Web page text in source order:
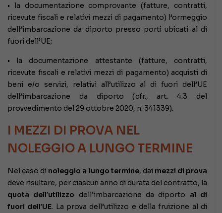
• la documentazione comprovante (fatture, contratti,
ricevute fiscali e relativi mezzi di pagamento) l’ormeggio
dell’imbarcazione da diporto presso porti ubicati al di
fuori dell’UE;
• la documentazione attestante (fatture, contratti,
ricevute fiscali e relativi mezzi di pagamento) acquisti di
beni e/o servizi, relativi all’utilizzo al di fuori dell’UE
dell’imbarcazione da diporto (cfr., art. 4.3 del
provvedimento del 29 ottobre 2020, n. 341339).
I MEZZI DI PROVA NEL
NOLEGGIO A LUNGO TERMINE
Nel caso di noleggio a lungo termine, dai mezzi di prova
deve risultare, per ciascun anno di durata del contratto, la
quota dell’utilizzo dell’imbarcazione da diporto al di
fuori dell’UE. La prova dell’utilizzo e della fruizione al di